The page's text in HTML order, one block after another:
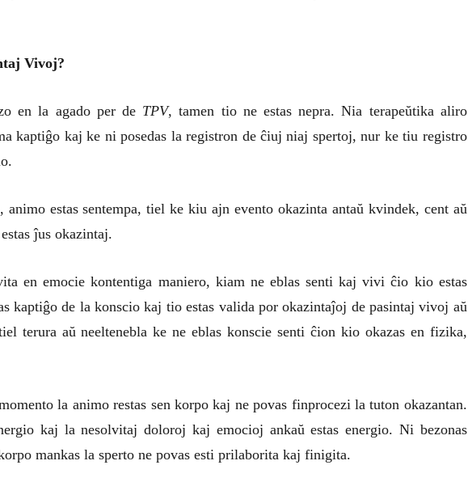
Vivoj?
en la agado per de TPV, tamen tio ne estas nepra. Nia terapeŭtika aliro
kaptiĝo kaj ke ni posedas la registron de ĉiuj niaj spertoj, nur ke tiu registro
animo estas sentempa, tiel ke kiu ajn evento okazinta antaŭ kvindek, cent aŭ
ĵus okazintaj.
en emocie kontentiga maniero, kiam ne eblas senti kaj vivi ĉio kio estas
kaptiĝo de la konscio kaj tio estas valida por okazintaĵoj de pasintaj vivoj aŭ
terura aŭ neeltenebla ke ne eblas konscie senti ĉion kio okazas en fizika,
la animo restas sen korpo kaj ne povas finprocezi la tuton okazantan.
kaj la nesolvitaj doloroj kaj emocioj ankaŭ estas energio. Ni bezonas
mankas la sperto ne povas esti prilaborita kaj finigita.